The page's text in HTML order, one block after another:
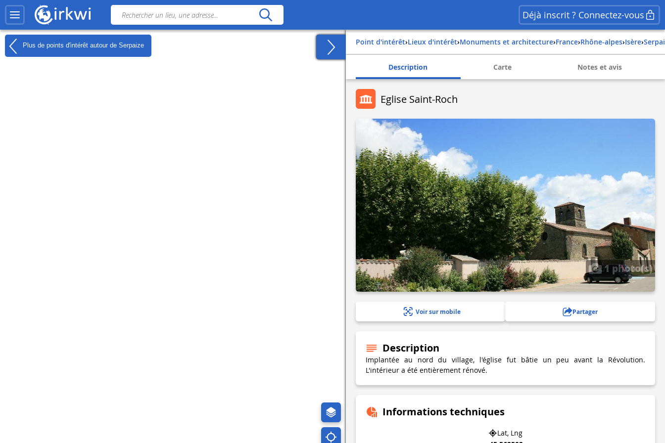
Déjà inscrit ? Connectez-vous
Plus de points d'intérêt autour de Serpaize Point d'intérêt› Lieux d'intérêt› Monuments et architecture› france› rhône-alpes› isère›
Description Carte Notes et avis
Eglise Saint-Roch
1 photo(s)
Voir sur mobile Partager
Description
Implantée au nord du village, l'église fut bâtie un peu avant la Révolution.
L'intérieur a été entièrement rénové.
Informations techniques
Lat, Lng